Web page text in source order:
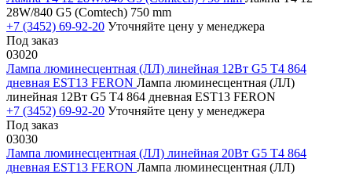
28W/840 G5 (Comtech) 750 mm
+7 (3452) 69-92-20 Уточняйте цену у менеджера
Под заказ
03020
Лампа люминесцентная (ЛЛ) линейная 12Вт G5 Т4 864
дневная EST13 FERON Лампа люминесцентная (ЛЛ)
линейная 12Вт G5 Т4 864 дневная EST13 FERON
+7 (3452) 69-92-20 Уточняйте цену у менеджера
Под заказ
03030
Лампа люминесцентная (ЛЛ) линейная 20Вт G5 Т4 864
дневная EST13 FERON Лампа люминесцентная (ЛЛ)